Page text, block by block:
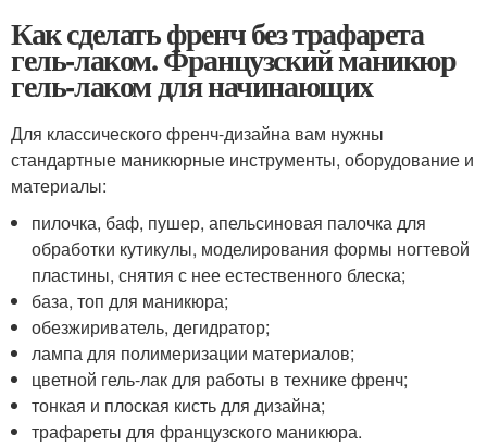
Как сделать френч без трафарета
гель-лаком. Французский маникюр
гель-лаком для начинающих
Для классического френч-дизайна вам нужны
стандартные маникюрные инструменты, оборудование и
материалы:
пилочка, баф, пушер, апельсиновая палочка для
обработки кутикулы, моделирования формы ногтевой
пластины, снятия с нее естественного блеска;
база, топ для маникюра;
обезжириватель, дегидратор;
лампа для полимеризации материалов;
цветной гель-лак для работы в технике френч;
тонкая и плоская кисть для дизайна;
трафареты для французского маникюра.